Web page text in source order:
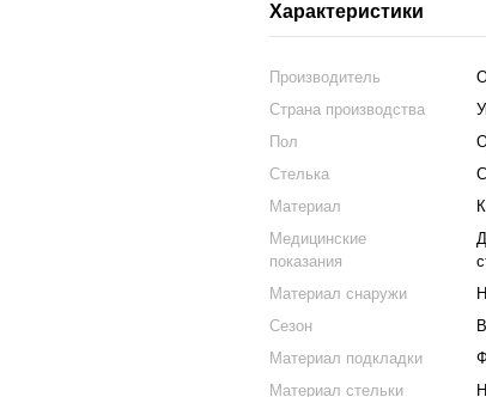
Характеристики
Производитель
Страна производства
Пол
Стелька
Материал
Медицинские
показания
Материал снаружи
Сезон
Материал подкладки
Материал стельки